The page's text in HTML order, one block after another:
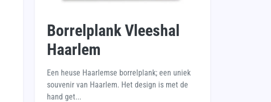
Borrelplank Vleeshal
Haarlem
Een heuse Haarlemse borrelplank; een uniek
souvenir van Haarlem. Het design is met de
hand get...